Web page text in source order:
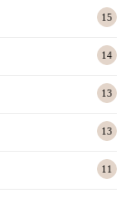
15
14
13
13
11